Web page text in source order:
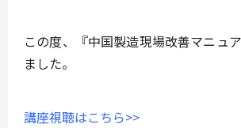
この度、『中国製造現場改善マニュ
ました。
講座視聴はこちら>>